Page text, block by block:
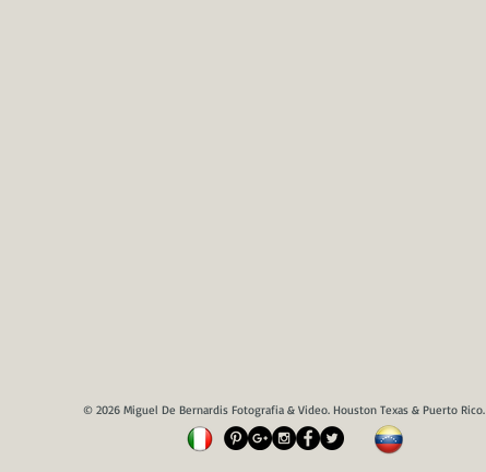
© 2026 Miguel De Bernardis Fotografia & Video. Houston Texas & Puerto Rico.